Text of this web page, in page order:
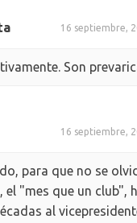
16 septiembre,
Son
16 septiembre,
para que no se
el "mes que un club",
al